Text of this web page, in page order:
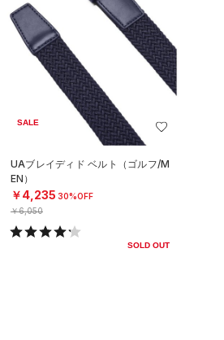
SALE
UAブレイディド ベルト（ゴルフ/M
EN）
￥4,235 30%OFF
￥6,050
SOLD OUT